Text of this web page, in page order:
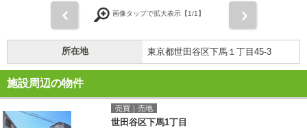
画像タップで拡大表示【1/1】
所在地 東京都世田谷区下馬１丁目45-3
施設周辺の物件
売買｜売地
世田谷区下馬1丁目